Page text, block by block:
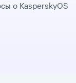
о KasperskyOS